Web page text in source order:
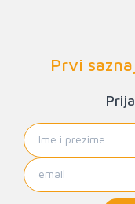
Prvi